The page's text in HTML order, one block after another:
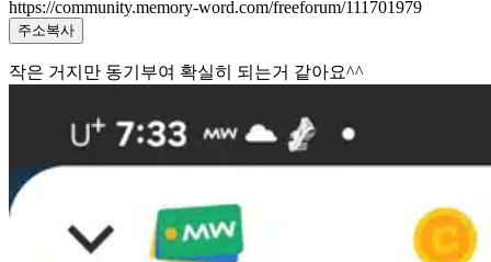
https://community.memory-word.com/freeforum/111701979
주소복사
작은 거지만 동기부여 확실히 되는거 같아요^^